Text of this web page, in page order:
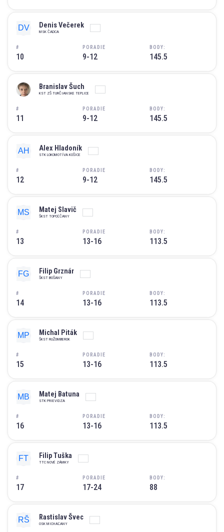
#
10
Denis Večerek
MSK ČADCA
PORADIE
9-12
BODY:
145.5
#
11
Branislav Šuch
KST ZŠ TURČIANSKE TEPLICE
PORADIE
9-12
BODY:
145.5
#
12
Alex Hladoník
STK LOKOMOTÍVA KOŠICE
PORADIE
9-12
BODY:
145.5
#
13
Matej Slavič
ŠKST TOPOĽČANY
PORADIE
13-16
BODY:
113.5
#
14
Filip Grznár
ŠKST BOŠANY
PORADIE
13-16
BODY:
113.5
#
15
Michal Piták
ŠKST RUŽOMBEROK
PORADIE
13-16
BODY:
113.5
#
16
Matej Batuna
STK PRIEVIDZA
PORADIE
13-16
BODY:
113.5
#
17
Filip Tuška
TTC NOVÉ ZÁMKY
PORADIE
17-24
BODY:
88
Rastislav Švec
OSK MICHAĽANY